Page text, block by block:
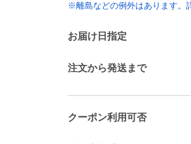
※離島などの例外はあります。
お届け日指定
注文から発送まで
クーポン利用可否